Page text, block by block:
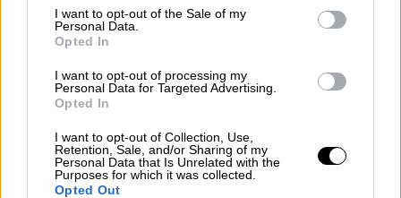
consent section.
I want to opt-out of the Sale of my
Personal Data.
Opted In
I want to opt-out of processing my
Personal Data for Targeted Advertising.
Opted In
I want to opt-out of Collection, Use,
Retention, Sale, and/or Sharing of my
Personal Data that Is Unrelated with the
Purposes for which it was collected.
Opted Out